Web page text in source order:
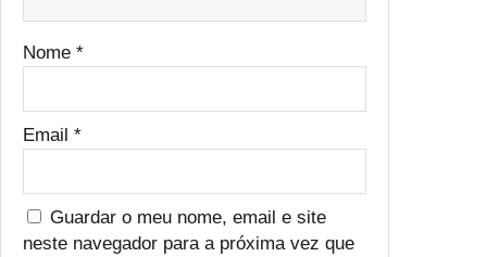
Nome *
Email *
Guardar o meu nome, email e site
neste navegador para a próxima vez que